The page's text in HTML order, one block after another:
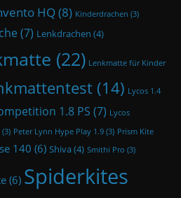
HQ(8) Kinderdrachen (3)
(7) Lenkdrachen (4)
(22) Lenkmatte für Kinder
(14) Lycos 1.4
1.8 PS (7) Lycos
(3) Peter Lynn Hype Play 1.9 (3) Prism Kite
140 (6) Shiva(4) Smithi Pro (3)
(6) Spiderkites